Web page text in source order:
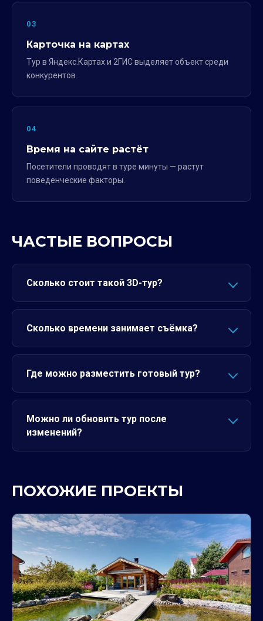
03
Карточка на картах
Тур в Яндекс.Картах и 2ГИС выделяет объект среди
конкурентов.
04
Время на сайте растёт
Посетители проводят в туре минуты — растут
поведенческие факторы.
ЧАСТЫЕ ВОПРОСЫ
Сколько стоит такой 3D-тур?
Сколько времени занимает съёмка?
Где можно разместить готовый тур?
Можно ли обновить тур после
изменений?
ПОХОЖИЕ ПРОЕКТЫ